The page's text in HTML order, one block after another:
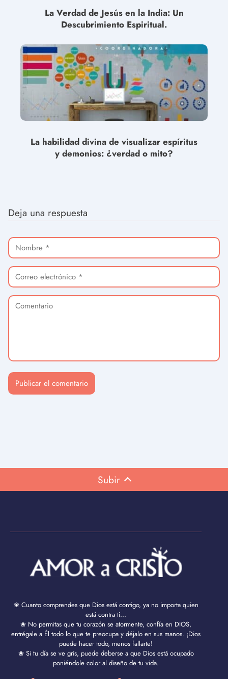
La Verdad de Jesús en la India: Un
Descubrimiento Espiritual.
La habilidad divina de visualizar espíritus
y demonios: ¿verdad o mito?
Deja una respuesta
Subir
❀ Cuanto comprendes que Dios está contigo, ya no importa quien
está contra ti...
❀ No permitas que tu corazón se atormente, confía en DIOS,
entrégale a Él todo lo que te preocupa y déjalo en sus manos. ¡Dios
puede hacer todo, menos fallarte!
❀ Si tu día se ve gris, puede deberse a que Dios está ocupado
poniéndole color al diseño de tu vida.